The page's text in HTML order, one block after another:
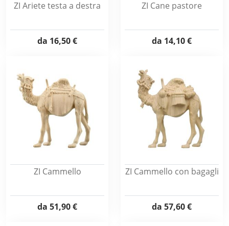
ZI Ariete testa a destra
da 16,50 €
ZI Cane pastore
da 14,10 €
ZI Cammello
da 51,90 €
ZI Cammello con bagagli
da 57,60 €